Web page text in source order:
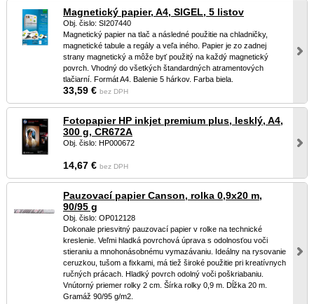
Magnetický papier, A4, SIGEL, 5 listov
Obj. čislo: SI207440
Magnetický papier na tlač a následné použitie na chladničky,
magnetické tabule a regály a veľa iného. Papier je zo zadnej
strany magnetický a môže byť použitý na každý magnetický
povrch. Vhodný do všetkých štandardných atramentových
tlačiarní. Formát A4. Balenie 5 hárkov. Farba biela.
33,59 € bez DPH
Fotopapier HP inkjet premium plus, lesklý, A4,
300 g, CR672A
Obj. čislo: HP000672
14,67 € bez DPH
Pauzovací papier Canson, rolka 0,9x20 m,
90/95 g
Obj. čislo: OP012128
Dokonale priesvitný pauzovací papier v rolke na technické
kreslenie. Veľmi hladká povrchová úprava s odolnosťou voči
stieraniu a mnohonásobnému vymazávaniu. Ideálny na rysovanie
ceruzkou, tušom a fixkami, má tiež široké použitie pri kreatívnych
ručných prácach. Hladký povrch odolný voči poškriabaniu.
Vnútorný priemer rolky 2 cm. Šírka rolky 0,9 m. Dĺžka 20 m.
Gramáž 90/95 g/m2.